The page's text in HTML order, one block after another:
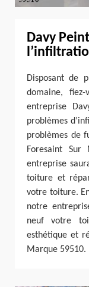
Davy
Disposant de
domaine,
entreprise
problèmes
problèmes de
Foresaint
entreprise
toiture et
votre toiture.
notre
neuf votre
esthétique et
Marque 59510.